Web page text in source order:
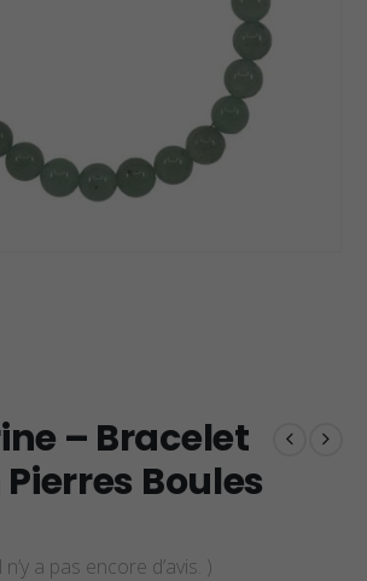
– Bracelet
Boules
n’y a pas encore d’avis. )